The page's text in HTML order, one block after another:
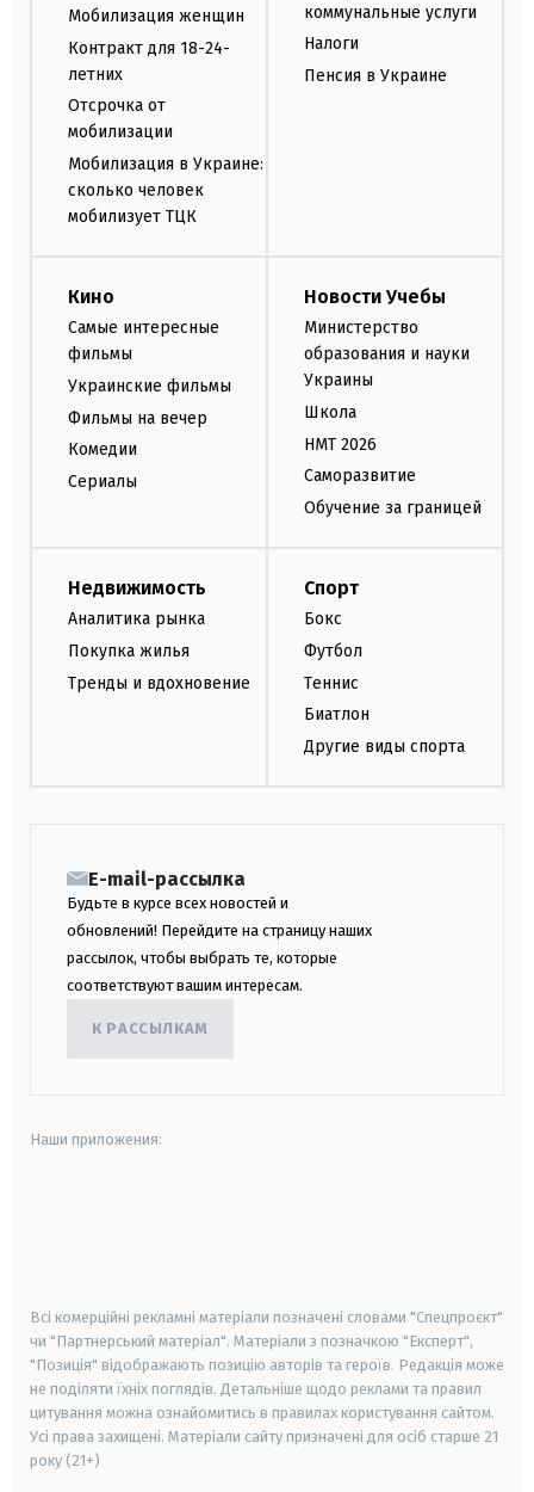
Мобилизация женщин
Контракт для 18-24-
летних
Отсрочка от
мобилизации
Мобилизация в Украине:
сколько человек
мобилизует ТЦК
коммунальные услуги
Налоги
Пенсия в Украине
Кино
Самые интересные
фильмы
Украинские фильмы
Фильмы на вечер
Комедии
Сериалы
Новости Учебы
Министерство
образования и науки
Украины
Школа
НМТ 2026
Саморазвитие
Обучение за границей
Недвижимость
Аналитика рынка
Покупка жилья
Тренды и вдохновение
Спорт
Бокс
Футбол
Теннис
Биатлон
Другие виды спорта
E-mail-рассылка
Будьте в курсе всех новостей и
обновлений! Перейдите на страницу наших
рассылок, чтобы выбрать те, которые
соответствуют вашим интересам.
К РАССЫЛКАМ
Наши приложения:
Всі комерційні рекламні матеріали позначені словами "Спецпроєкт"
чи "Партнерський матеріал". Матеріали з позначкою "Експерт",
"Позиція" відображають позицію авторів та героїв. Редакція може
не поділяти їхніх поглядів. Детальніше щодо реклами та правил
цитування можна ознайомитись в правилах користування сайтом.
Усі права захищені. Матеріали сайту призначені для осіб старше 21
року (21+)